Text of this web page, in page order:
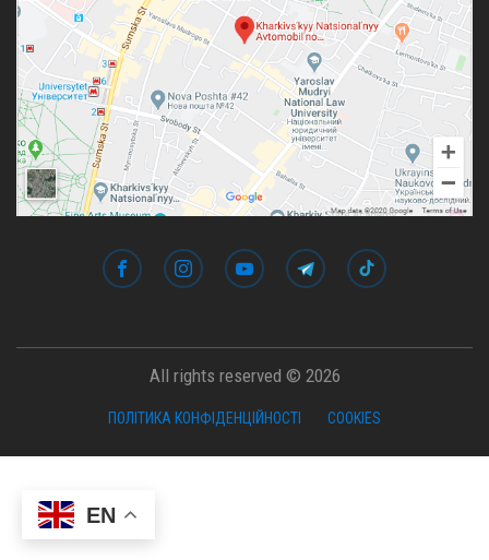
EN
All rights reserved © 2026
ПОЛІТИКА КОНФІДЕНЦІЙНОСТІ COOKIES